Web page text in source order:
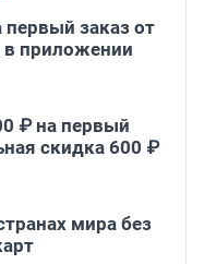
заказ от
в приложении
₽ на первый
скидка 600 ₽
мира без